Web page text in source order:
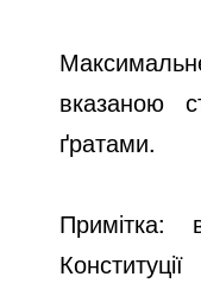
вказаною
ґратами.
Примітка: